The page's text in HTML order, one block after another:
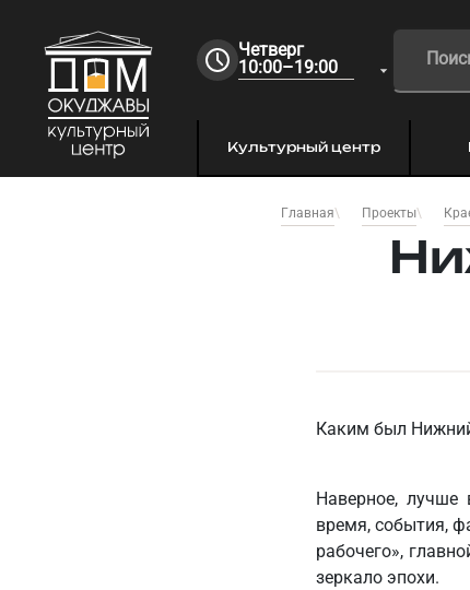
Четверг
10:00–19:00
Культурный центр
Главная Проекты
Каким был
Наверное, лучше
время, события,
рабочего»,
зеркало эпохи.